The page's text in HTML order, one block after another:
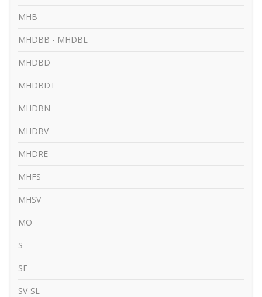
MHB
MHDBB - MHDBL
MHDBD
MHDBDT
MHDBN
MHDBV
MHDRE
MHFS
MHSV
MO
S
SF
SV-SL